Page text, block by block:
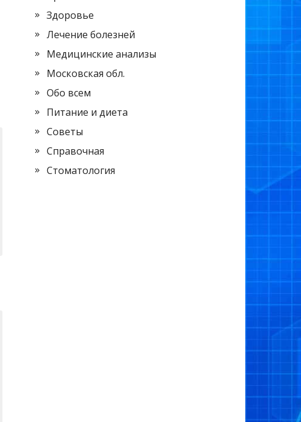
Здоровье
Лечение болезней
Медицинские анализы
Московская обл.
Обо всем
Питание и диета
Советы
Справочная
Стоматология